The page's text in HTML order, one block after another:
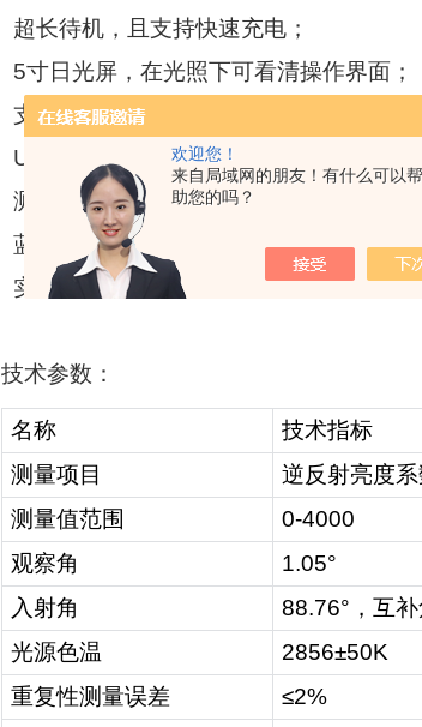
欢迎您！
来自局域网的朋友！有什么可以帮
助您的吗？
超长待机，且支持快速充电；
5寸日光屏，在光照下可看清操作界面；
支持存储10万条以上检测数据信息，包
USB
数据接口，测试报告以数据库形式
测量数据实时语音播报；
蓝牙打印机现场打印出检测结果；
实时采样、存储现场温度和湿度的实时显
技术参数：
名称
技术指标
测量项目
逆反射亮度系
测量值范围
0-4000
观察角
1.05°
入射角
88.76° ，互
光源色温
2856±50K
重复性测量误差
≤2%